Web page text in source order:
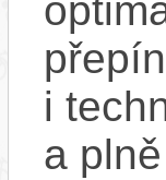
i
a